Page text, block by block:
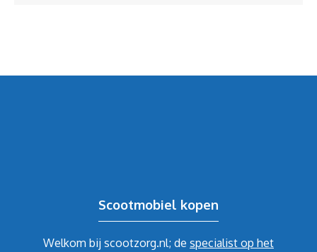
Scootmobiel kopen
Welkom bij scootzorg.nl; de specialist op het